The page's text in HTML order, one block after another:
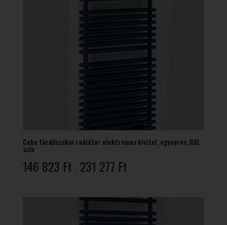
Cobo fürdőszobai radiátor elektromos kivitel, egysoros, RAL
szín
146 823 Ft – 231 277 Ft146
-
277 Ft